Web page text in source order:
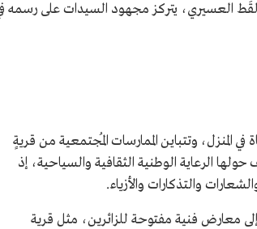
العسيري، يتركز مجهود السيدات على رسمه
وتتباين الممارسات المُجتمعية من قريةٍ
الرعاية الوطنية الثقافية والسياحية، إذ
والتذكارات والأزياء.
معارض فنية مفتوحة للزائرين، مثل قرية